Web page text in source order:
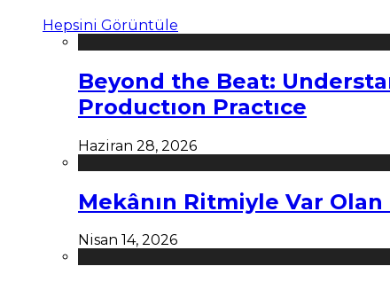
Hepsini Görüntüle
Beyond the Beat:
Productıon Practıce
Haziran 28, 2026
Mekânın Ritmiyle Var
Nisan 14, 2026